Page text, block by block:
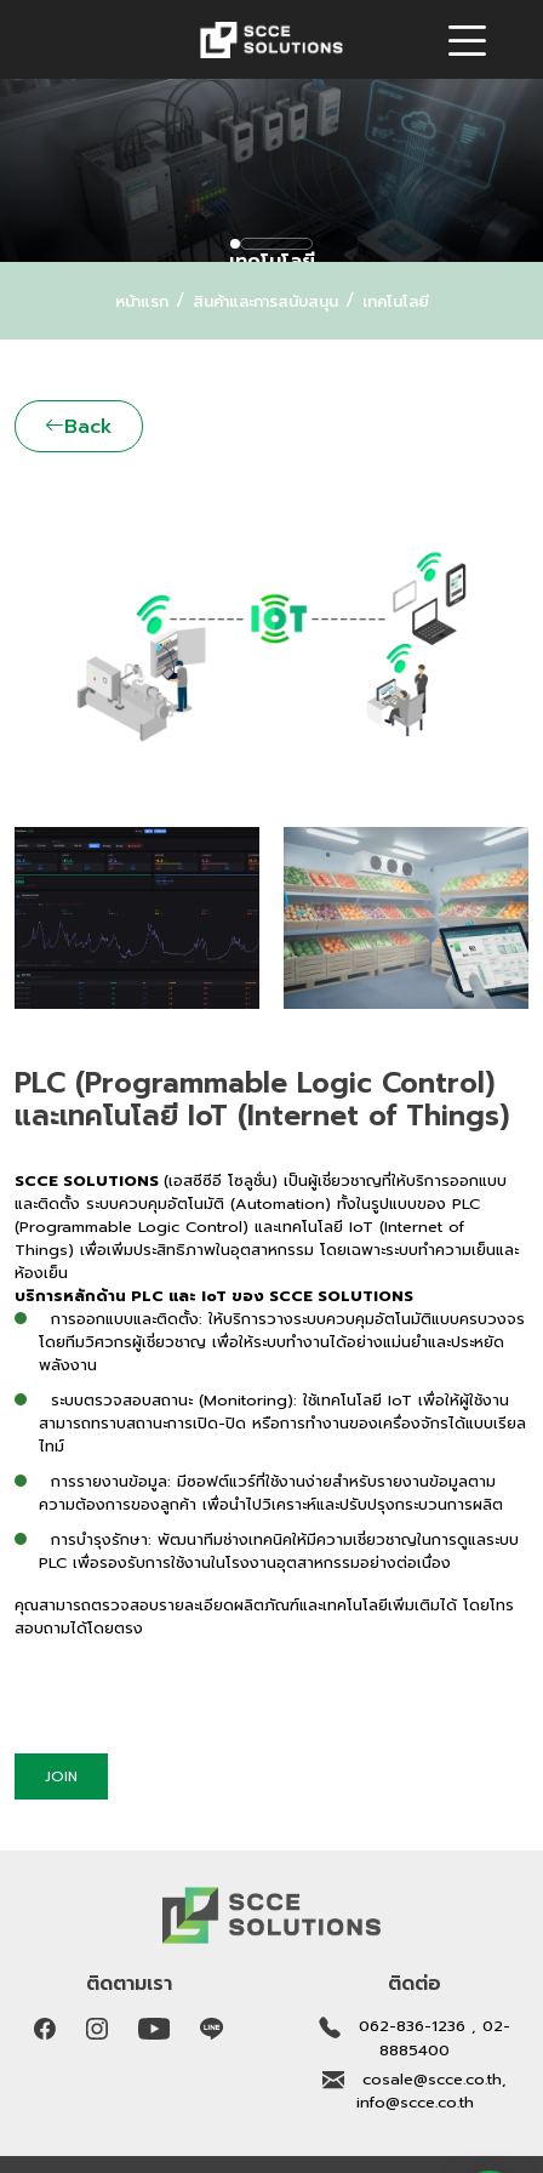
เทคโนโลยี
หน้าแรก/ สินค้าและการสนับสนุน/ เทคโนโลยี
Back
PLC (Programmable Logic Control)
และเทคโนโลยี IoT (Internet of Things)
SCCE SOLUTIONS (เอสซีซีอี โซลูชั่น) เป็นผู้เชี่ยวชาญที่ให้บริการออกแบบ
และติดตั้ง ระบบควบคุมอัตโนมัติ (Automation) ทั้งในรูปแบบของ PLC
(Programmable Logic Control) และเทคโนโลยี IoT (Internet of
Things) เพื่อเพิ่มประสิทธิภาพในอุตสาหกรรม โดยเฉพาะระบบทำความเย็นและ
ห้องเย็น
บริการหลักด้าน PLC และ IoT ของ SCCE SOLUTIONS
การออกแบบและติดตั้ง: ให้บริการวางระบบควบคุมอัตโนมัติแบบครบวงจร
โดยทีมวิศวกรผู้เชี่ยวชาญ เพื่อให้ระบบทำงานได้อย่างแม่นยำและประหยัด
พลังงาน
ระบบตรวจสอบสถานะ (Monitoring): ใช้เทคโนโลยี IoT เพื่อให้ผู้ใช้งาน
สามารถทราบสถานะการเปิด-ปิด หรือการทำงานของเครื่องจักรได้แบบเรียล
ไทม์
การรายงานข้อมูล: มีซอฟต์แวร์ที่ใช้งานง่ายสำหรับรายงานข้อมูลตาม
ความต้องการของลูกค้า เพื่อนำไปวิเคราะห์และปรับปรุงกระบวนการผลิต
การบำรุงรักษา: พัฒนาทีมช่างเทคนิคให้มีความเชี่ยวชาญในการดูแลระบบ
PLC เพื่อรองรับการใช้งานในโรงงานอุตสาหกรรมอย่างต่อเนื่อง
คุณสามารถตรวจสอบรายละเอียดผลิตภัณฑ์และเทคโนโลยีเพิ่มเติมได้ โดยโทร
สอบถามได้โดยตรง
JOIN
ติดตามเรา ติดต่อ
062-836-1236 , 02-
8885400
cosale@scce.co.th,
info@scce.co.th